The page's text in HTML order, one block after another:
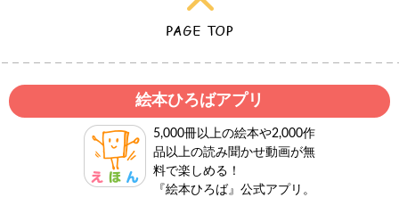
絵本ひろばアプリ
5,000冊以上の絵本や2,000作
品以上の読み聞かせ動画が無
料で楽しめる！
『絵本ひろば』公式アプリ。